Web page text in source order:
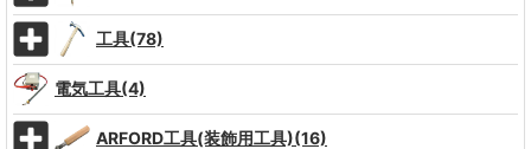
工具(78)
電気工具(4)
ARFORD工具(装飾用工具)(16)